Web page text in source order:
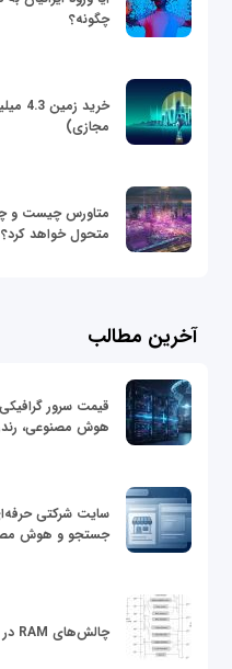
چگونه؟
مجازی)
متاورس چیست و
متحول خواهد کرد؟
آخرین مطالب
هوش مصنوعی،
سایت شرکتی
جستجو و هوش
چالش‌های RAM در Workloadهای محاسباتی HPC